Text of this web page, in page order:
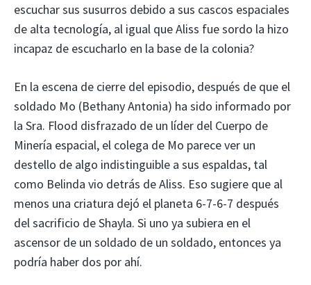
escuchar sus susurros debido a sus cascos espaciales
de alta tecnología, al igual que Aliss fue sordo la hizo
incapaz de escucharlo en la base de la colonia?
En la escena de cierre del episodio, después de que el
soldado Mo (Bethany Antonia) ha sido informado por
la Sra. Flood disfrazado de un líder del Cuerpo de
Minería espacial, el colega de Mo parece ver un
destello de algo indistinguible a sus espaldas, tal
como Belinda vio detrás de Aliss. Eso sugiere que al
menos una criatura dejó el planeta 6-7-6-7 después
del sacrificio de Shayla. Si uno ya subiera en el
ascensor de un soldado de un soldado, entonces ya
podría haber dos por ahí.